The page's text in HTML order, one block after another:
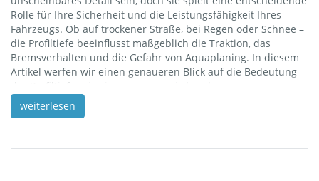
Rolle für Ihre Sicherheit und die Leistungsfähigkeit Ihres
Fahrzeugs. Ob auf trockener Straße, bei Regen oder Schnee –
die Profiltiefe beeinflusst maßgeblich die Traktion, das
Bremsverhalten und die Gefahr von Aquaplaning. In diesem
Artikel werfen wir einen genaueren Blick auf die Bedeutung
der Profiltiefe, wie sie gemessen wird und warum
regelmäßige Kontrollen unverzichtbar sind. Bereiten Sie sich
darauf vor, mehr über ein Thema zu erfahren, das oft
weiterlesen